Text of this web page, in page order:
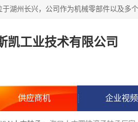
凯工业技术有限公司
供应商机 企业视频